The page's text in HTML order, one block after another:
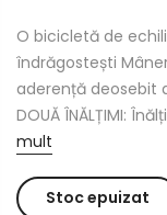
O bicicletă de
îndrăgostești
aderență deosebit
DOUĂ ÎNĂLȚIMI:
mult
Stoc epuizat